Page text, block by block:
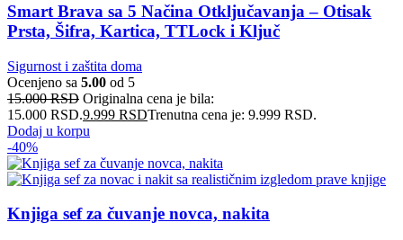
Smart Brava sa 5 Načina Otključavanja – Otisak
Prsta, Šifra, Kartica, TTLock i Ključ
Sigurnost i zaštita doma
Ocenjeno sa 5.00 od 5
15.000RSD Originalna cena je bila:
15.000 RSD.9.999 RSDTrenutna cena je: 9.999 RSD.
Dodaj u korpu
-40%
Knjiga sef za čuvanje novca, nakita